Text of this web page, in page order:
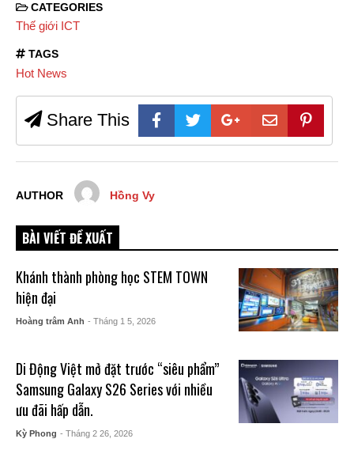
CATEGORIES
Thế giới ICT
TAGS
Hot News
Share This
AUTHOR Hồng Vy
BÀI VIẾT ĐỀ XUẤT
Khánh thành phòng học STEM TOWN
hiện đại
Hoàng trâm Anh - Tháng 1 5, 2026
Di Động Việt mở đặt trước “siêu phẩm”
Samsung Galaxy S26 Series với nhiều
ưu đãi hấp dẫn.
Kỳ Phong - Tháng 2 26, 2026